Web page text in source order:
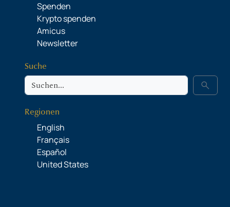
Spenden
Krypto spenden
Amicus
Newsletter
Suche
Suche search
Regionen
English
Français
Español
United States